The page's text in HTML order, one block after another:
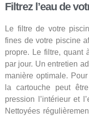
Filtrez l’eau de
Le filtre de votre
fines de votre piscine
propre. Le filtre, quant
par jour. Un entretien
manière optimale.
la cartouche peut
pression l’intérieur et
Nettoyées